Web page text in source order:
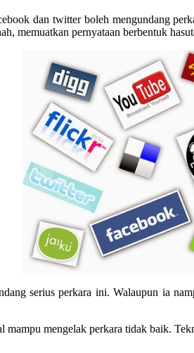
dan twitter boleh mengundang
memuatkan pernyataan berbentuk
serius perkara ini. Walaupun ia
mengelak perkara tidak baik.